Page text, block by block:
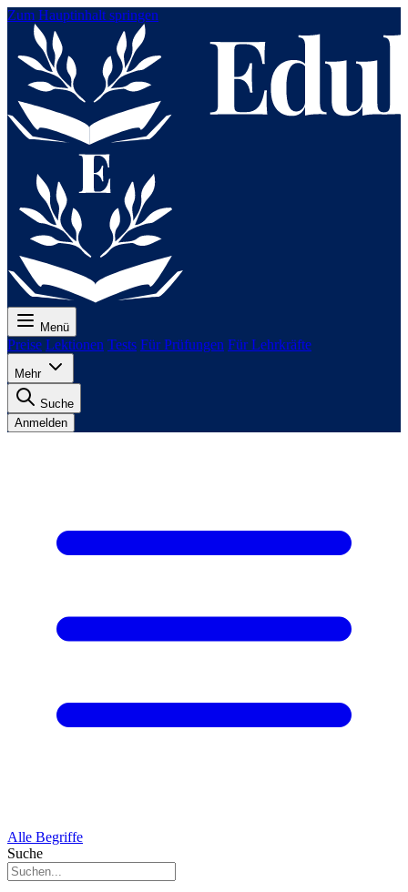
Zum Hauptinhalt springen
Menü
Preise Lektionen Tests Für Prüfungen Für Lehrkräfte
Mehr
Suche
Anmelden
Alle Begriffe
Suche